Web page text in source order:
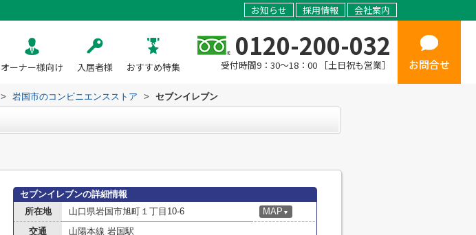
お知らせ 採用情報 会社案内
オーナー様向け 入居者様 おすすめ特集
0120-200-032
受付時間9：30～18：00 ［土日祝も営業］ お問合せ
> 岩国市のコンビニエンスストア > セブンイレブン
セブンイレブンの詳細情報
所在地
山口県岩国市旭町１丁目10-6 MAP ▼
交通 山陽本線 岩国駅